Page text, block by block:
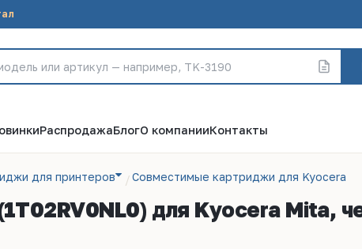
РаспродажаБлогО компанииКонтакты
для принтеров Совместимые картриджи для Kyocera
для Kyocera Mita,